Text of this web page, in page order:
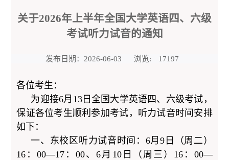
关于2026年上半年全国大学英语四、六级
考试听力试音的通知
发布日期：2026-06-03 浏览: 17197
各位考生：
为迎接6月13日全国大学英语四、六级考试，
保证各位考生顺利参加考试，听力试音时间安排
如下：
一、东校区听力试音时间：6月9日（周二）
16：00—17：00、6月10日（周三）16：00—